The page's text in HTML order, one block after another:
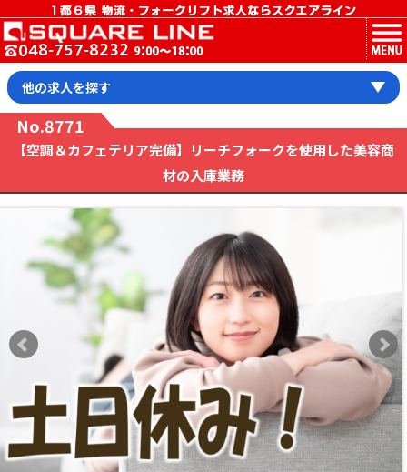
MENU
他の求人を探す
No.8771
【空調＆カフェテリア完備】リーチフォークを使用した美容商
材の入庫業務